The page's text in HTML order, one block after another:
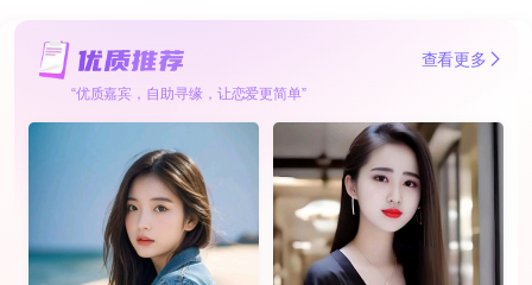
查看更多
“优质嘉宾，自助寻缘，让恋爱更简单”